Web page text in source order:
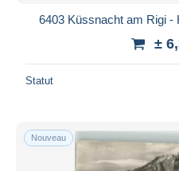
6403 Küssnacht am Rigi -
±
Statut
Nouveau